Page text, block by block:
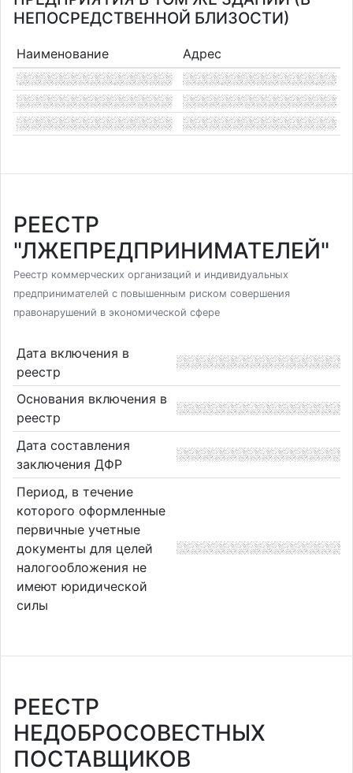
НЕПОСРЕДСТВЕННОЙ БЛИЗОСТИ)
Наименование Адрес
РЕЕСТР
"ЛЖЕПРЕДПРИНИМАТЕЛЕЙ"
Реестр коммерческих организаций и индивидуальных
предпринимателей с повышенным риском совершения
правонарушений в экономической сфере
Дата включения в
реестр
Основания включения в
реестр
Дата составления
заключения ДФР
Период, в течение
которого оформленные
первичные учетные
документы для целей
налогообложения не
имеют юридической
силы
РЕЕСТР
НЕДОБРОСОВЕСТНЫХ
ПОСТАВЩИКОВ